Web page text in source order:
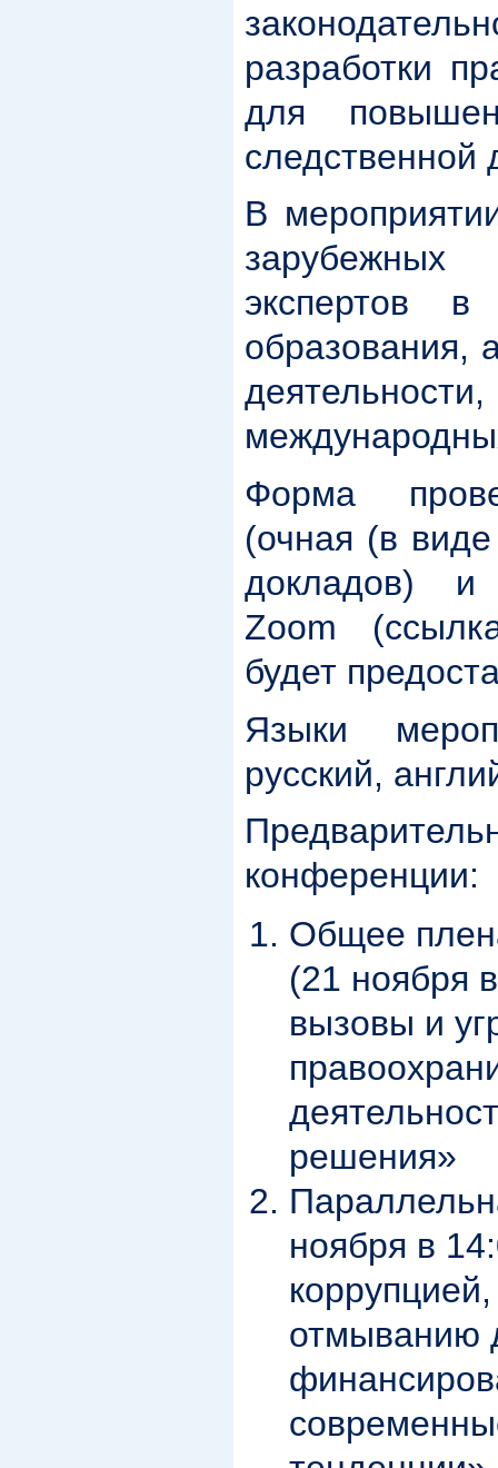
разработки
для
следственной
В
экспертов
образования,
Форма
(очная (в
докладов) и
Zoom
будет
Языки
русский,
конференции:
Общее
(21 ноября
вызовы и
решения»
ноября в
отмыванию